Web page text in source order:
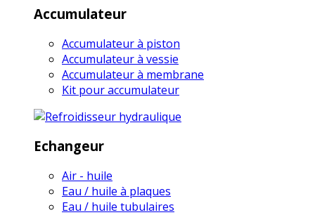
Accumulateur
Accumulateur à piston
Accumulateur à vessie
Accumulateur à membrane
Kit pour accumulateur
Echangeur
Air - huile
Eau / huile à plaques
Eau / huile tubulaires